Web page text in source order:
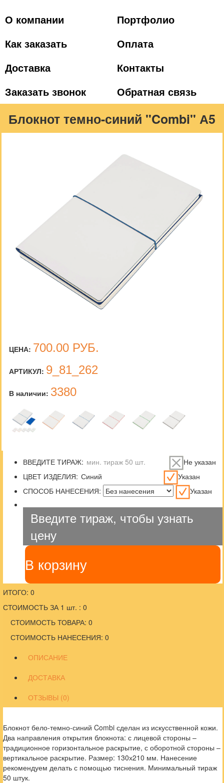
О компании
Портфолио
Как заказать
Оплата
Доставка
Контакты
Заказать звонок
Обратная связь
Блокнот темно-синий "Combi" А5
ЦЕНА: 700.00 РУБ.
АРТИКУЛ: 9_81_262
В наличии: 3380
ВВЕДИТЕ ТИРАЖ:
Не указан
ЦВЕТ ИЗДЕЛИЯ:
Указан
СПОСОБ НАНЕСЕНИЯ:
Указан
Введите тираж, чтобы узнать
цену
В корзину
ИТОГО: 0
СТОИМОСТЬ ЗА 1 шт. : 0
СТОИМОСТЬ ТОВАРА: 0
СТОИМОСТЬ НАНЕСЕНИЯ: 0
ОПИСАНИЕ
ДОСТАВКА
ОТЗЫВЫ (0)
Блокнот бело-темно-синий Combi сделан из искусственной кожи.
Два направления открытия блокнота: с лицевой стороны –
традиционное горизонтальное раскрытие, с оборотной стороны –
вертикальное раскрытие. Размер: 130х210 мм. Нанесение
рекомендуем делать с помощью тиснения. Минимальный тираж
50 штук.